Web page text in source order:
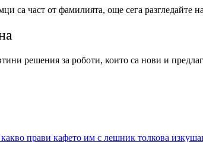
са част от фамилията, още сега
решения за роботи, които са нови и
прави кафето им с лешник толкова